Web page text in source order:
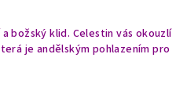
božský klid. Celestin vás okouzlí
je andělským pohlazením pro